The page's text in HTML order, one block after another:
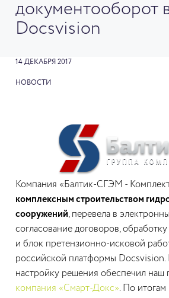
документооборот
Docsvision
14 ДЕКАБРЯ 2017
НОВОСТИ
Компания «Балтик-СГЭМ -
комплексным строительством
сооружений, перевела в
согласование договоров,
и блок претензионно-исковой
российской платформы Docsvision.
настройку решения обеспечил наш
компания «Смарт-Докс». По итогам